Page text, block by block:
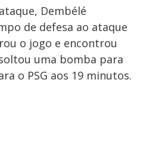
Dembélé
de defesa ao ataque
o jogo e encontrou
uma bomba para
o PSG aos 19 minutos.